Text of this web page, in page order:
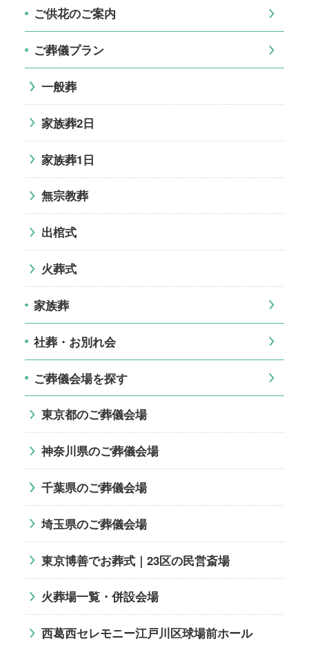
ご供花のご案内
ご葬儀プラン
一般葬
家族葬2日
家族葬1日
無宗教葬
出棺式
火葬式
家族葬
社葬・お別れ会
ご葬儀会場を探す
東京都のご葬儀会場
神奈川県のご葬儀会場
千葉県のご葬儀会場
埼玉県のご葬儀会場
東京博善でお葬式｜23区の民営斎場
火葬場一覧・併設会場
西葛西セレモニー江戸川区球場前ホール